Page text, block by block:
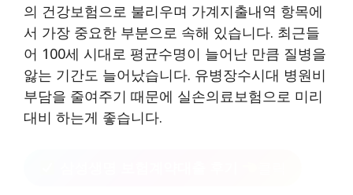
의 건강보험으로 불리우며 가계지출내역 항목에
서 가장 중요한 부분으로 속해 있습니다. 최근들
어 100세 시대로 평균수명이 늘어난 만큼 질병을
앓는 기간도 늘어났습니다. 유병장수시대 병원비
부담을 줄여주기 때문에 실손의료보험으로 미리
대비 하는게 좋습니다.